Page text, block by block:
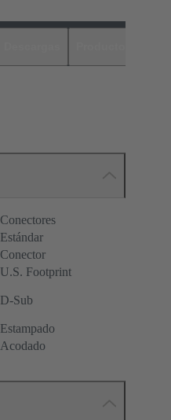
Conectores
Estándar
Conector
U.S. Footprint
D-Sub
Estampado
Acodado